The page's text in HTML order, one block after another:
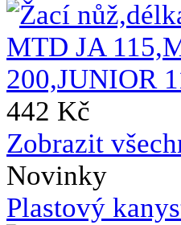
442 Kč
Zobrazit
Novinky
Plastový